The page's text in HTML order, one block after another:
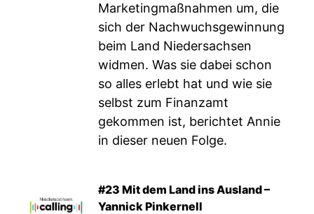
Marketingmaßnahmen um, die
sich der Nachwuchsgewinnung
beim Land Niedersachsen
widmen. Was sie dabei schon
so alles erlebt hat und wie sie
selbst zum Finanzamt
gekommen ist, berichtet Annie
in dieser neuen Folge.
#23 Mit dem Land ins Ausland –
Yannick Pinkernell